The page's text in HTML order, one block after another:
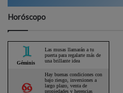
Horóscopo